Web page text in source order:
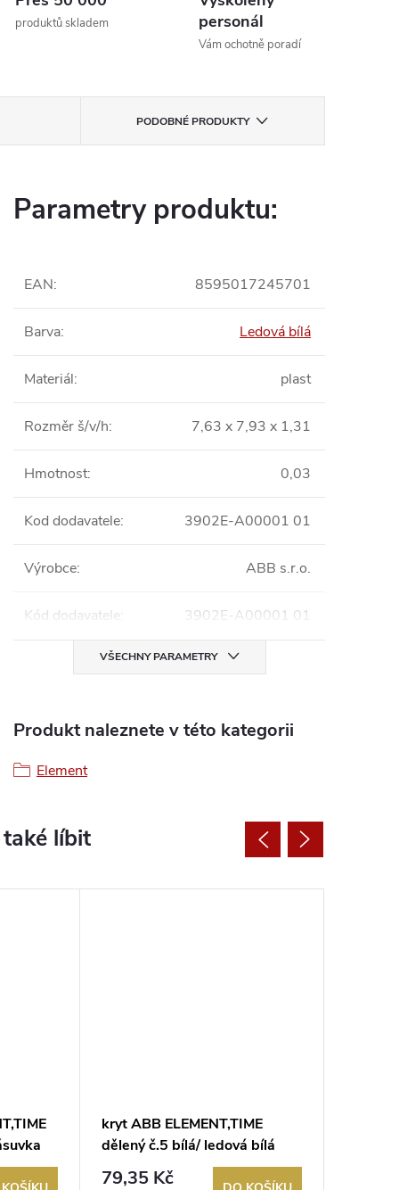
produktů skladem
personál
Vám ochotně poradí
PODOBNÉ PRODUKTY
Parametry produktu:
EAN: 8595017245701
Barva: Ledová bílá
Materiál: plast
Rozměr š/v/h: 7,63 x 7,93 x 1,31
Hmotnost: 0,03
Kod dodavatele: 3902E-A00001 01
Výrobce: ABB s.r.o.
Kód dodavatele: 3902E-A00001 01
VŠECHNY PARAMETRY
Produkt naleznete v této kategorii
Element
kryt ABB ELEMENT,TIME
dělený č.5 bílá/ ledová bílá
3558E-A00652 01
79,35 Kč